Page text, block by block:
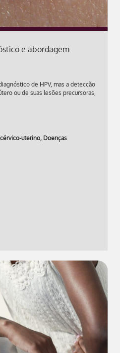
e abordagem
de HPV, mas a detecção
ou de suas lesões precursoras,
uterino, Doenças